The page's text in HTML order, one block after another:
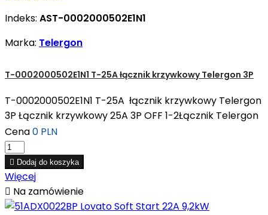
Indeks: AST-0002000502E1N1
Marka: Telergon
T-0002000502E1N1 T-25A łącznik krzywkowy Telergon 3P
T-0002000502E1N1 T-25A łącznik krzywkowy Telergon
3P Łącznik krzywkowy 25A 3P OFF 1-2Łącznik Telergon
Cena0 PLN
 Dodaj do koszyka
Więcej
 Na zamówienie